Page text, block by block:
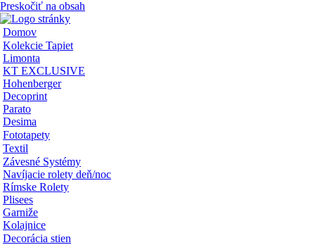
Preskočiť na obsah
Domov
Kolekcie Tapiet
Limonta
KT EXCLUSIVE
Hohenberger
Decoprint
Parato
Desima
Fototapety
Textil
Závesné Systémy
Navíjacie rolety deň/noc
Rímske Rolety
Plisees
Garniže
Kolajnice
Decorácia stien